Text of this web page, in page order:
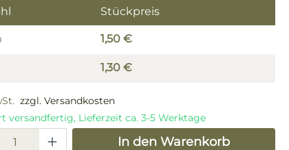
Stückpreis
1,50 €
1,30 €
zzgl. Versandkosten
versandfertig, Lieferzeit ca. 3-5 Werktage
Anzahl: Gib denIn den Warenkorb